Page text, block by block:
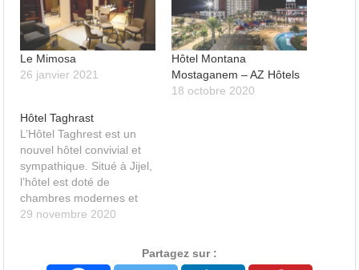
Le Mimosa
26 janvier 2021
Hôtel Montana
Mostaganem – AZ Hôtels
18 octobre 2020
Hôtel Taghrast
L’Hôtel Taghrest est un
nouvel hôtel convivial et
sympathique. Situé à Jijel,
l’hôtel est doté de
chambres modernes et
bien équipées.
29 novembre 2020
Partagez sur :